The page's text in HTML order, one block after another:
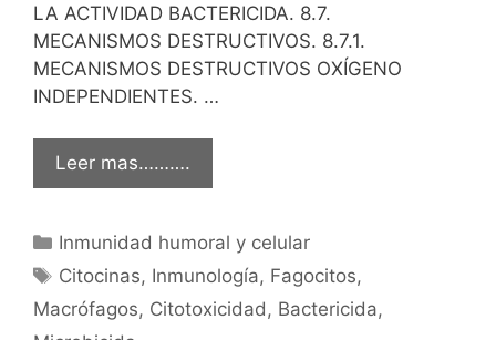
LA ACTIVIDAD BACTERICIDA. 8.7.
MECANISMOS DESTRUCTIVOS. 8.7.1.
MECANISMOS DESTRUCTIVOS OXÍGENO
INDEPENDIENTES. …
Leer mas……….
Categorías
Inmunidad humoral y celular
Etiquetas
Citocinas, Inmunología, Fagocitos,
Macrófagos, Citotoxicidad, Bactericida,